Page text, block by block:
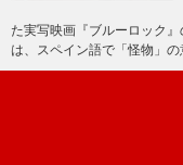
た実写映画『ブルーロック
は、スペイン語で「怪物」